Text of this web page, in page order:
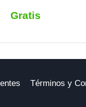
Gratis
Términos y